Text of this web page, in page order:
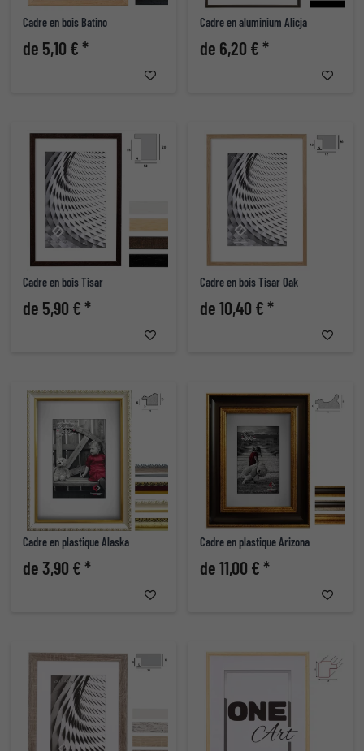
Cadre en bois Batino
de 5,10 € *
Cadre en aluminium Alicja
de 6,20 € *
Cadre en bois Tisar
de 5,90 € *
Cadre en bois Tisar Oak
de 10,40 € *
Cadre en plastique Alaska
de 3,90 € *
Cadre en plastique Arizona
de 11,00 € *